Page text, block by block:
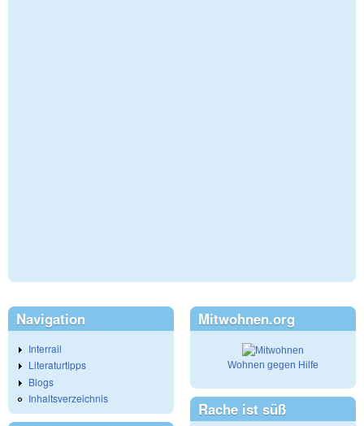
Navigation
Interrail
Literaturtipps
Blogs
Inhaltsverzeichnis
Mitwohnen.org
Wohnen gegen Hilfe
Rache ist süß